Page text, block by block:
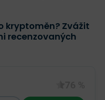
kryptoměn? Zvážit
recenzovaných